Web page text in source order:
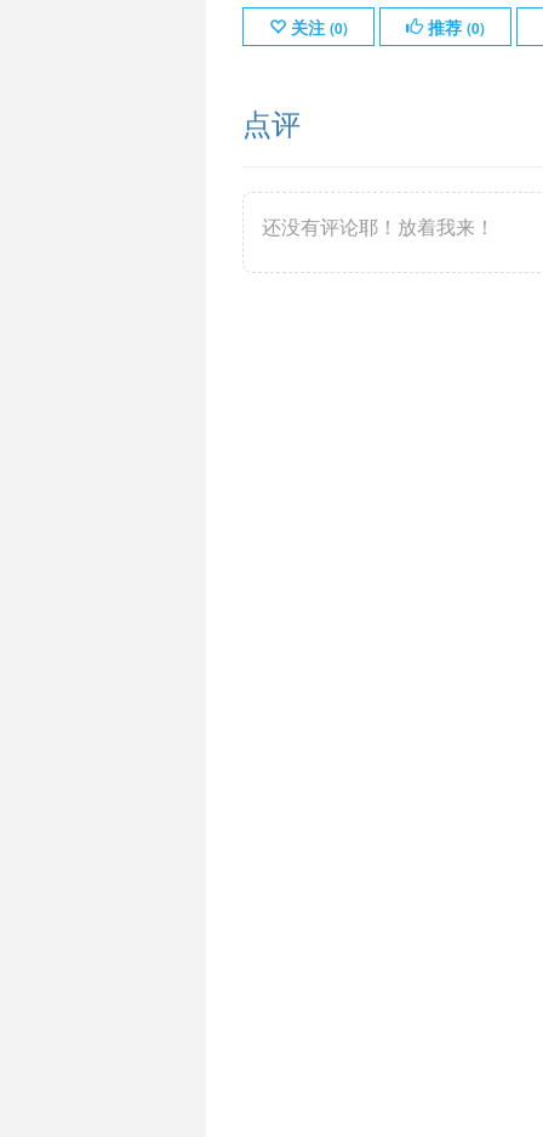
关注 (0) 推荐 (0)
点评
还没有评论耶！放着我来！